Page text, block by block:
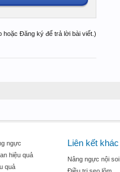
hoặc Đăng ký để trả lời bài viết.)
ngực
hiệu quả
quả
Liên kết khác
Nâng ngực nội soi
Điều trị sẹo lõm